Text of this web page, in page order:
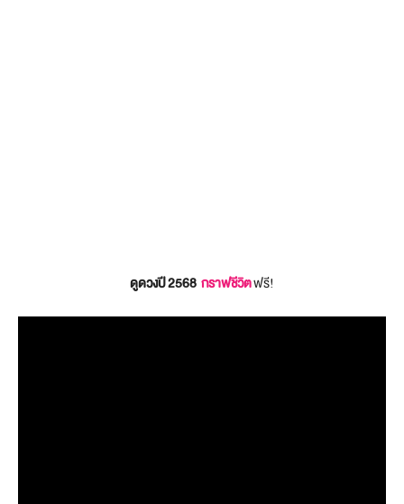
ดูดวงปี 2568 กราฟชีวิตฟรี!